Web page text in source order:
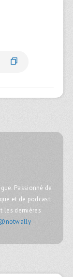
Passionné de
et de podcast,
les dernières